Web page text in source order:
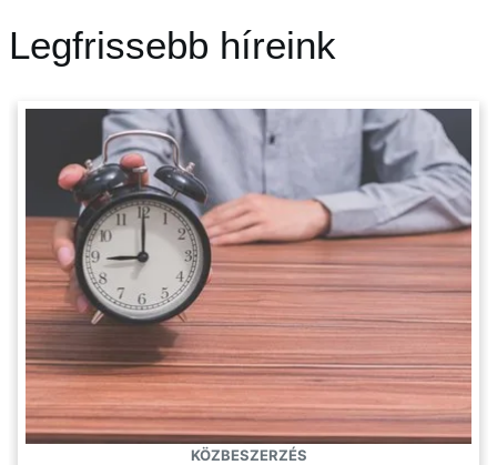
Legfrissebb híreink
KÖZBESZERZÉS